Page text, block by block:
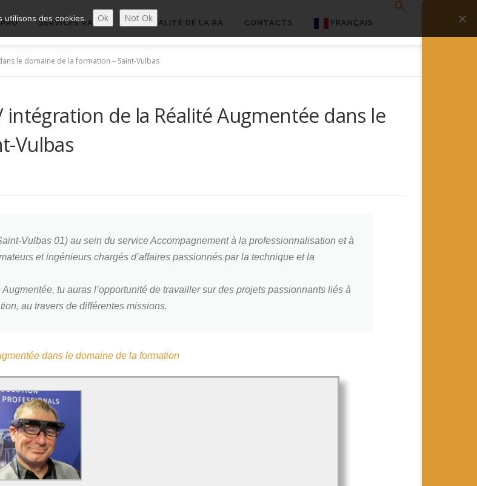
SERVICES RA’PRO ACTUALITÉ DE LA RA CONTACTS FRANÇAIS
Deutsch
le domaine de la formation – Saint-Vulbas
de la Réalité Augmentée dans le
Vulbas
Vulbas 01) au sein du service Accompagnement à la professionnalisation et à
et ingénieurs chargés d’affaires passionnés par la technique et la
tu auras l’opportunité de travailler sur des projets passionnants liés à
au travers de différentes missions.
dans le domaine de la formation
utilisons des cookies. Ok Not Ok